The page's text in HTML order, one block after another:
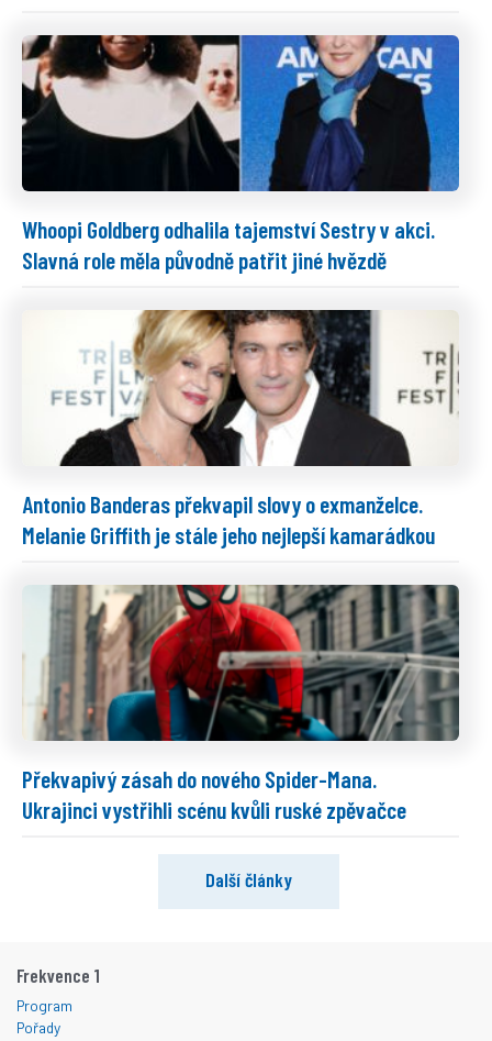
Whoopi Goldberg odhalila tajemství Sestry v akci.
Slavná role měla původně patřit jiné hvězdě
Antonio Banderas překvapil slovy o exmanželce.
Melanie Griffith je stále jeho nejlepší kamarádkou
Překvapivý zásah do nového Spider-Mana.
Ukrajinci vystřihli scénu kvůli ruské zpěvačce
Další články
Frekvence 1
Program
Pořady